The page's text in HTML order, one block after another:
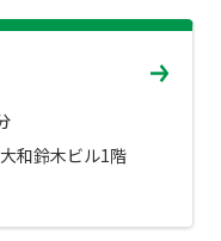
ド
？森塾！
607
こちら
和鈴木ビル1階